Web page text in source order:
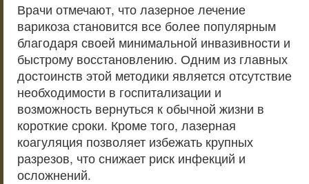
Врачи отмечают, что лазерное лечение
варикоза становится все более популярным
благодаря своей минимальной инвазивности и
быстрому восстановлению. Одним из главных
достоинств этой методики является отсутствие
необходимости в госпитализации и
возможность вернуться к обычной жизни в
короткие сроки. Кроме того, лазерная
коагуляция позволяет избежать крупных
разрезов, что снижает риск инфекций и
осложнений.